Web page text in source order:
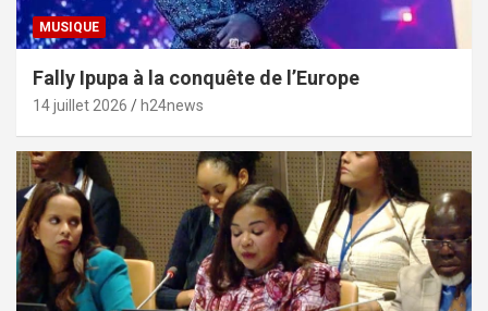
MUSIQUE
Fally Ipupa à la conquête de l’Europe
14 juillet 2026 h24news